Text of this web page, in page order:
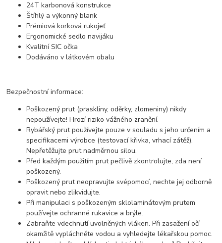
24T karbonová konstrukce
Štíhlý a výkonný blank
Prémiová korková rukojeť
Ergonomické sedlo navijáku
Kvalitní SIC očka
Dodáváno v látkovém obalu
Bezpečnostní informace:
Poškozený prut (praskliny, oděrky, zlomeniny) nikdy
nepoužívejte! Hrozí riziko vážného zranění.
Rybářský prut používejte pouze v souladu s jeho určením a
specifikacemi výrobce (testovací křivka, vrhací zátěž).
Nepřetěžujte prut nadměrnou silou.
Před každým použitím prut pečlivě zkontrolujte, zda není
poškozený.
Poškozený prut neopravujte svépomocí, nechte jej odborně
opravit nebo zlikvidujte.
Při manipulaci s poškozeným sklolaminátovým prutem
používejte ochranné rukavice a brýle.
Zabraňte vdechnutí uvolněných vláken. Při zasažení očí
okamžitě vypláchněte vodou a vyhledejte lékařskou pomoc.